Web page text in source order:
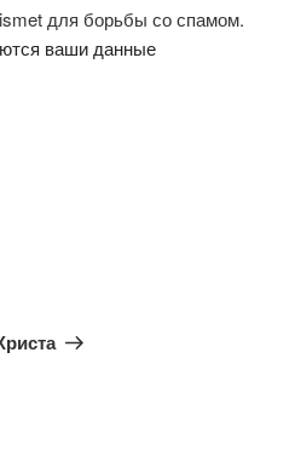
для борьбы со спамом.
ваши данные